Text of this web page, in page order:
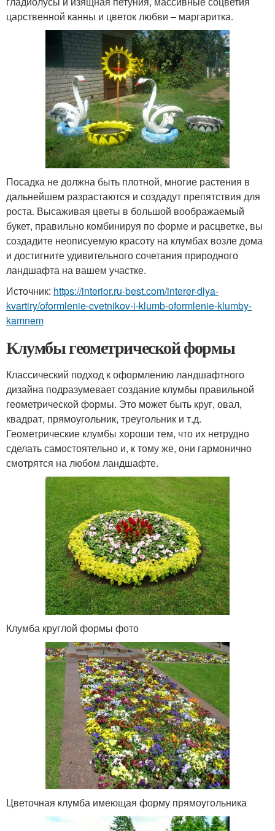
царственной канны и цветок любви – маргаритка.
Посадка не должна быть плотной, многие растения в
дальнейшем разрастаются и создадут препятствия для
роста. Высаживая цветы в большой воображаемый
букет, правильно комбинируя по форме и расцветке, вы
создадите неописуемую красоту на клумбах возле дома
и достигните удивительного сочетания природного
ландшафта на вашем участке.
Источник: https://interior.ru-best.com/interer-dlya-
kvartiry/oformlenie-cvetnikov-i-klumb-oformlenie-klumby-
kamnem
Клумбы геометрической формы
Классический подход к оформлению ландшафтного
дизайна подразумевает создание клумбы правильной
геометрической формы. Это может быть круг, овал,
квадрат, прямоугольник, треугольник и т.д.
Геометрические клумбы хороши тем, что их нетрудно
сделать самостоятельно и, к тому же, они гармонично
смотрятся на любом ландшафте.
Клумба круглой формы фото
Цветочная клумба имеющая форму прямоугольника